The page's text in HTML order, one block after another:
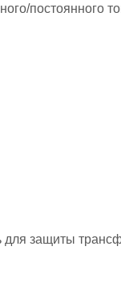
постоянного
защиты